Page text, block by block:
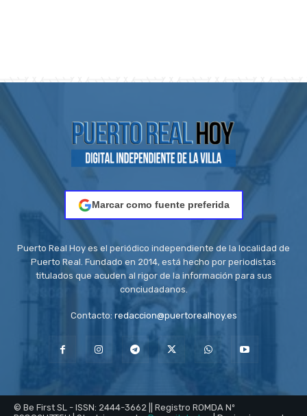
Marcar como fuente preferida
Puerto Real Hoy es el periódico independiente de la localidad de
Puerto Real. Fundado en 2014, está hecho por periodistas
titulados que acuden al rigor de la información para sus
conciudadanos.
Contacto: redaccion@puertorealhoy.es
© Be First SL - ISSN: 2444-3662 || Registro ROMDA Nº